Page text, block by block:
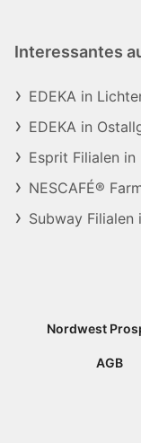
Interessantes
EDEKA in
EDEKA in
Esprit Filialen in
NESCAFÉ®
Subway Filialen
Nordwest
AGB